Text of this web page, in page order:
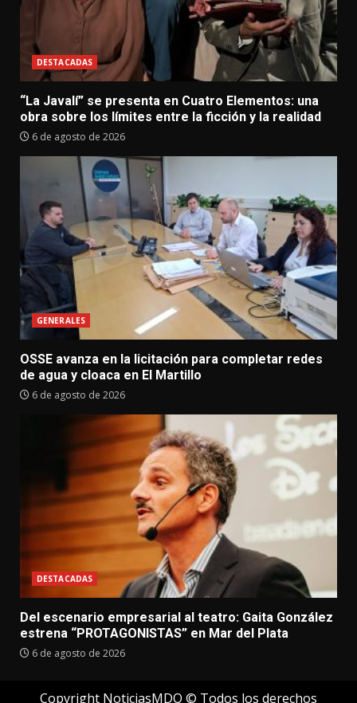
DESTACADAS
“La Javalí” se presenta en Cuatro Elementos: una
obra sobre los límites entre la ficción y la realidad
6 de agosto de 2026
GENERALES
OSSE avanza en la licitación para completar redes
de agua y cloaca en El Martillo
6 de agosto de 2026
DESTACADAS
Del escenario empresarial al teatro: Gaita González
estrena “PROTAGONISTAS” en Mar del Plata
6 de agosto de 2026
Copyright NoticiasMDQ © Todos los derechos